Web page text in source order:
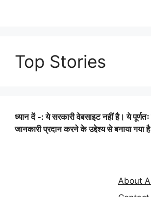
Top Stories
ध्यान दें -: ये सरकारी वेबसाइट नहीं है। ये
जानकारी प्रदान करने के उद्देश्य से बनाया गया
About